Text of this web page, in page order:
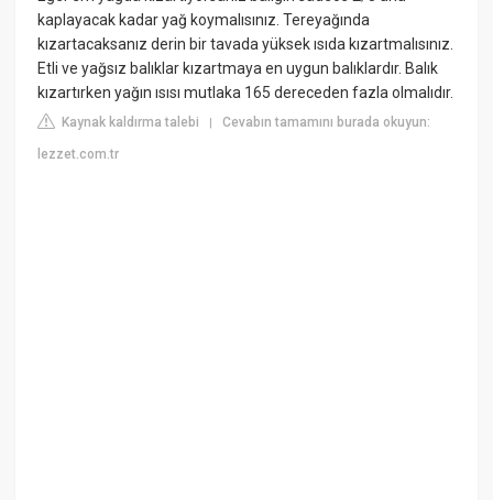
kaplayacak kadar yağ koymalısınız. Tereyağında
kızartacaksanız derin bir tavada yüksek ısıda kızartmalısınız.
Etli ve yağsız balıklar kızartmaya en uygun balıklardır. Balık
kızartırken yağın ısısı mutlaka 165 dereceden fazla olmalıdır.
Kaynak kaldırma talebi |Cevabın tamamını burada okuyun:
lezzet.com.tr